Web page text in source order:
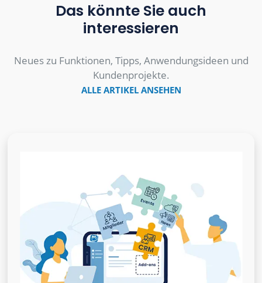
Das könnte Sie auch
interessieren
Neues zu Funktionen, Tipps, Anwendungsideen und
Kundenprojekte.
ALLE ARTIKEL ANSEHEN